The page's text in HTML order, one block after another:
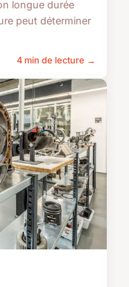
longue durée
peut déterminer
4 min de lecture →